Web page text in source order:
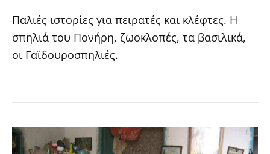
Παλιές ιστορίες για πειρατές και κλέφτες. Η
σπηλιά του Πονήρη, ζωοκλοπές, τα βασιλικά,
οι Γαϊδουροσπηλιές.